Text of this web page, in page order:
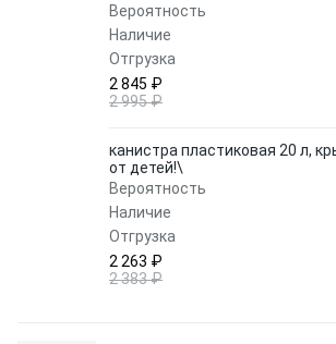
Вероятность
Наличие
Отгрузка
2 845 ₽
2 995 ₽
канистра пластиковая 20 л,
от детей!\
Вероятность
Наличие
Отгрузка
2 263 ₽
2 383 ₽